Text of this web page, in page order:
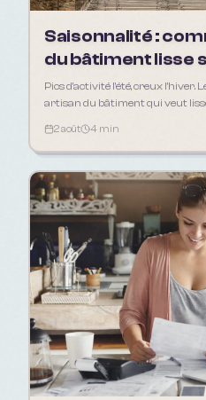
Saisonnalité :
du bâtiment lisse
Pics d'activité l'été, creux l'hiver.
artisan du bâtiment qui veut
2 août 4 min